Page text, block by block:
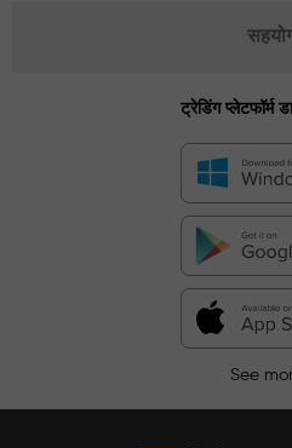
सहयोग
ट्रेडिंग प्लेटफॉर्म
See